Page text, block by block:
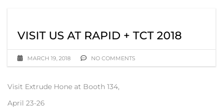
VISIT US AT RAPID + TCT 2018
MARCH 19, 2018 NO COMMENTS
Visit Extrude Hone at Booth 134,
April 23-26